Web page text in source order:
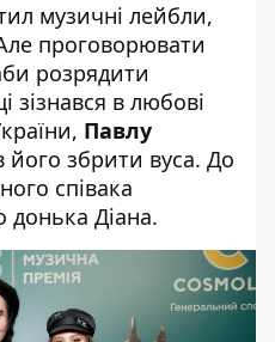
музичні лейбли,
Але проговорювати
розрядити
зізнався в любові
Павлу
його збрити вуса. До
співака
донька Діана.